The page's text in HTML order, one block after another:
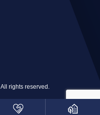
rights reserved.